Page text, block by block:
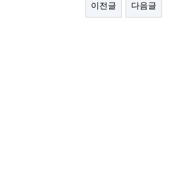
이전글 다음글